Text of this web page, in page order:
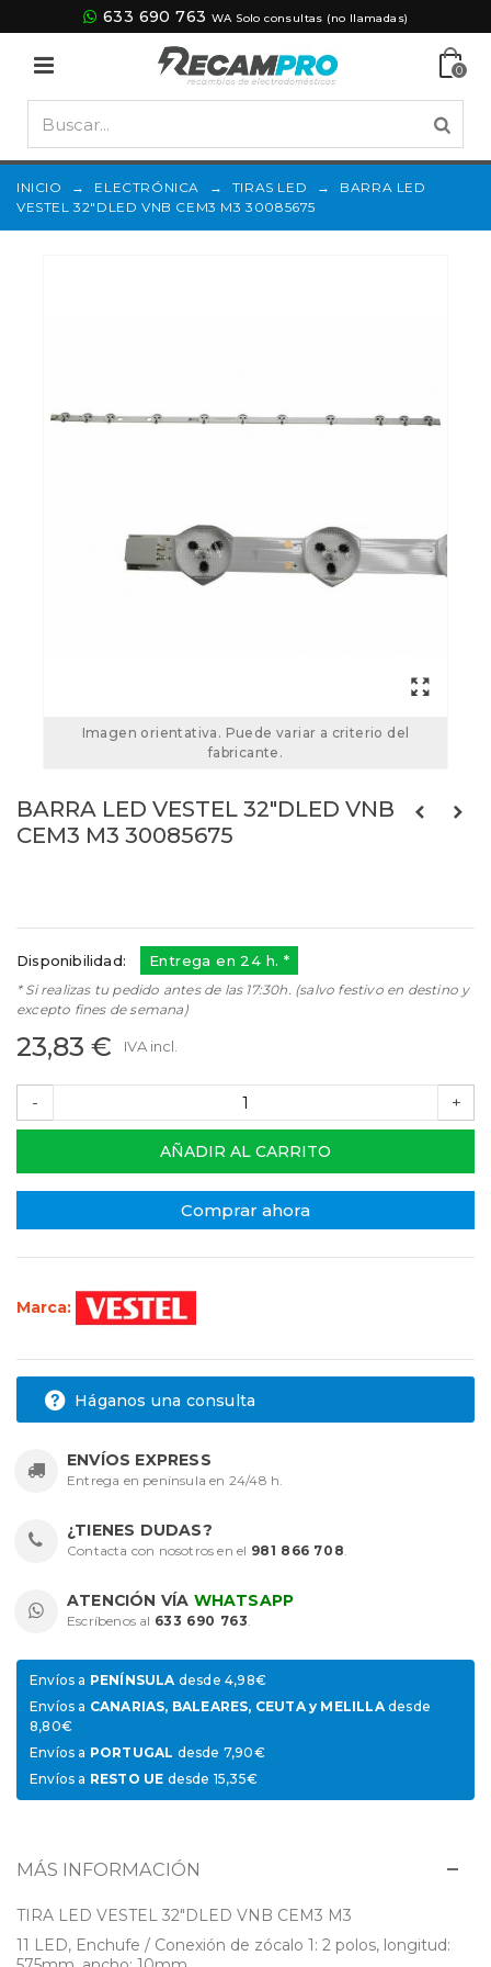
633 690 763 WA Solo consultas (no llamadas)
0
INICIO → ELECTRÓNICA → TIRAS LED →
BARRA LED
VESTEL 32"DLED VNB CEM3 M3 30085675
Imagen orientativa. Puede variar a criterio del
fabricante.
BARRA LED VESTEL 32"DLED VNB
CEM3 M3 30085675
Disponibilidad: Entrega en 24 h. *
* Si realizas tu pedido antes de las 17:30h. (salvo festivo en destino y
excepto fines de semana)
23,83 € IVA incl.
- +
AÑADIR AL CARRITO
Comprar ahora
Marca:
Háganos una consulta
ENVÍOS EXPRESS
Entrega en península en 24/48 h.
¿TIENES DUDAS?
Contacta con nosotros en el 981 866 708.
ATENCIÓN VÍA WHATSAPP
Escríbenos al 633 690 763.
Envíos a PENÍNSULAdesde 4,98€
Envíos a CANARIAS, BALEARES, CEUTA y MELILLAdesde
8,80€
Envíos a PORTUGAL desde 7,90€
Envíos a RESTO UE desde 15,35€
MÁS INFORMACIÓN
TIRA LED VESTEL 32"DLED VNB CEM3 M3
11 LED, Enchufe / Conexión de zócalo 1: 2 polos, longitud: